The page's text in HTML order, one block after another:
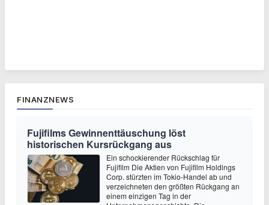
FINANZNEWS
Fujifilms Gewinnenttäuschung löst
historischen Kursrückgang aus
Ein schockierender Rückschlag für
Fujifilm Die Aktien von Fujifilm Holdings
Corp. stürzten im Tokio-Handel ab und
verzeichneten den größten Rückgang an
einem einzigen Tag in der